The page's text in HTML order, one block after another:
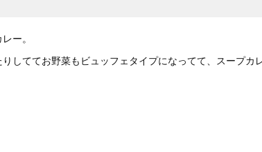
ー。
しててお野菜もビュッフェタイプになってて、スープカ